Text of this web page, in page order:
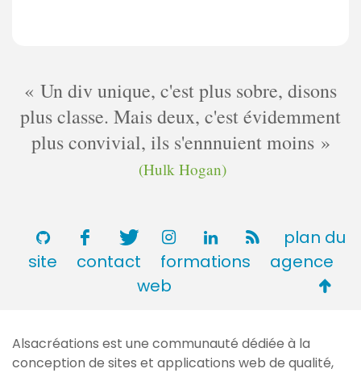
Un div unique, c'est plus sobre, disons
plus classe. Mais deux, c'est évidemment
plus convivial, ils s'ennnuient moins
(Hulk Hogan)
plan du
site
contact formations
agence
web
de
Alsacréations est une communauté dédiée à la
conception de sites et applications web de qualité,